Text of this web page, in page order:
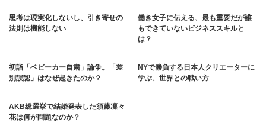
思考は現実化しないし、引き寄せの
法則は機能しない
働き女子に伝える、最も重要だが誰
もできていないビジネススキルと
は？
初詣「ベビーカー自粛」論争。「差
別誤認」はなぜ起きたのか？
NYで勝負する日本人クリエーターに
学ぶ、世界との戦い方
AKB総選挙で結婚発表した須藤凜々
花は何が問題なのか？